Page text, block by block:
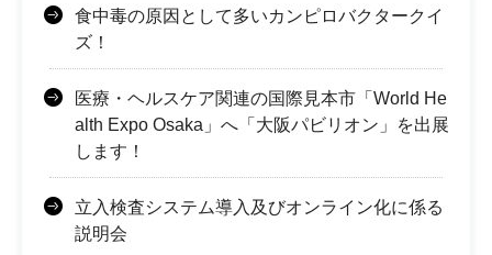
食中毒の原因として多いカンピロバクタークイ
ズ！
医療・ヘルスケア関連の国際見本市「World He
alth Expo Osaka」へ「大阪パビリオン」を出展
します！
立入検査システム導入及びオンライン化に係る
説明会